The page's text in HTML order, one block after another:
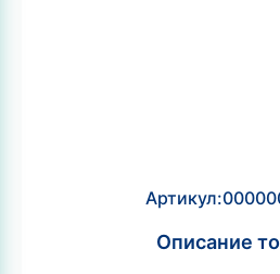
Артикул:
Описание